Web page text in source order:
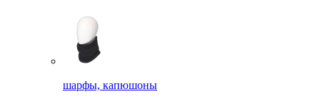
шарфы, капюшоны